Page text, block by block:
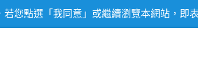
您點選「我同意」或繼續瀏覽本網站，即